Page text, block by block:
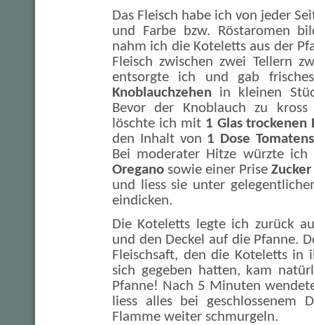
Das Fleisch habe ich von jeder
und Farbe bzw. Röstaromen
nahm ich die Koteletts aus der
Fleisch zwischen zwei Tellern
entsorgte ich und gab
Knoblauchzehen in kleinen
Bevor der Knoblauch zu
löschte ich mit 1 Glas trockenen
den Inhalt von 1 Dose
Bei moderater Hitze würzte
Oregano sowie einer Prise Zucker
und liess sie unter
eindicken.
Die Koteletts legte ich zurück
und den Deckel auf die Pfanne.
Fleischsaft, den die Koteletts in
sich gegeben hatten, kam
Pfanne! Nach 5 Minuten
liess alles bei geschlossenem
Flamme weiter schmurgeln.